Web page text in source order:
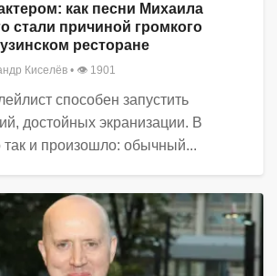
как песни Михаила
стали причиной громкого
ресторане
Киселёв • 👁 1901
способен запустить
достойных экранизации. В
так и произошло: обычный...